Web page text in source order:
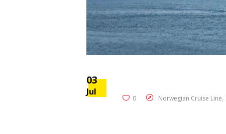
03
Jul
0 Norwegian Cruise Line,